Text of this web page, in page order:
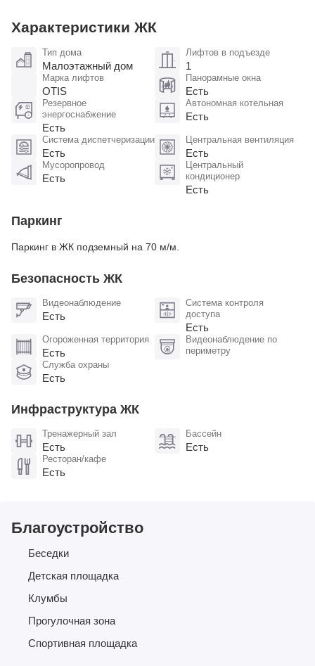
Характеристики ЖК
Тип дома
Малоэтажный дом
Лифтов в подъезде
1
Марка лифтов
OTIS
Панорамные окна
Есть
Резервное
энергоснабжение
Есть
Автономная котельная
Есть
Система диспетчеризации
Есть
Центральная вентиляция
Есть
Мусоропровод
Есть
Центральный
кондиционер
Есть
Паркинг
Паркинг в ЖК подземный на 70 м/м.
Безопасность ЖК
Видеонаблюдение
Есть
Система контроля
доступа
Есть
Огороженная территория
Есть
Видеонаблюдение по
периметру
Служба охраны
Есть
Инфраструктура ЖК
Тренажерный зал
Есть
Бассейн
Есть
Ресторан/кафе
Есть
Благоустройство
Беседки
Детская площадка
Клумбы
Прогулочная зона
Спортивная площадка